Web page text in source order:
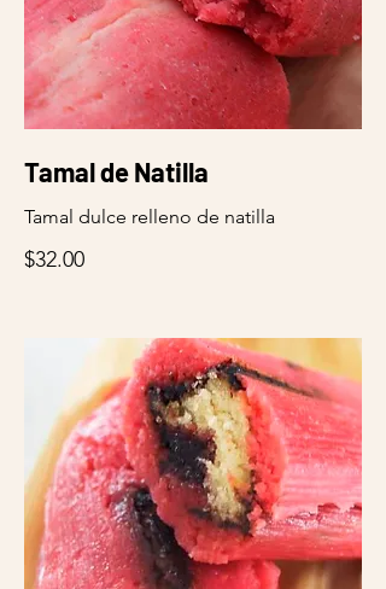
Tamal de Natilla
Tamal dulce relleno de natilla
$32.00